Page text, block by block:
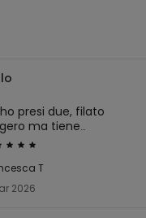
presi due, filato
ma tiene
veste giusto
2026
T